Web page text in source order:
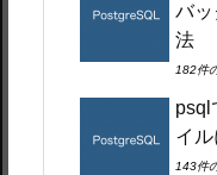
バ
法
182件
psql
イ
143件